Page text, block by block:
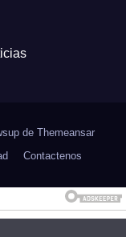
de Themeansar
Contactenos